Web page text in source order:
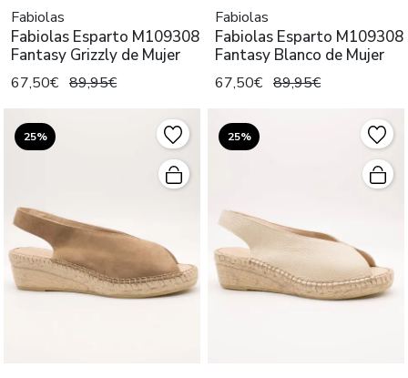
Fabiolas
Fabiolas Esparto M109308
Fantasy Grizzly de Mujer
67,50€ 89,95€
Fabiolas
Fabiolas Esparto M109308
Fantasy Blanco de Mujer
67,50€ 89,95€
25% 25%